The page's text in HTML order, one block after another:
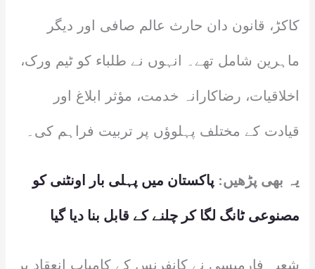
کاکڑ، قانون دان حارث عالم صافی اور دیگر
ماہرین شامل تھے۔ انہوں نے طلباء کو ٹیم ورک،
اخلاقیات، رضاکارانہ خدمت، مؤثر ابلاغ اور
قیادت کے مختلف پہلوؤں پر تربیت فراہم کی۔
یہ بھی پڑھیں: پاکستان میں پہلی بار اونٹنی کو
مصنوعی ٹانگ لگا کر چلنے کے قابل بنا دیا گیا
شعبہ فارمیسی نے کانفرنس کے کامیاب انعقاد پر